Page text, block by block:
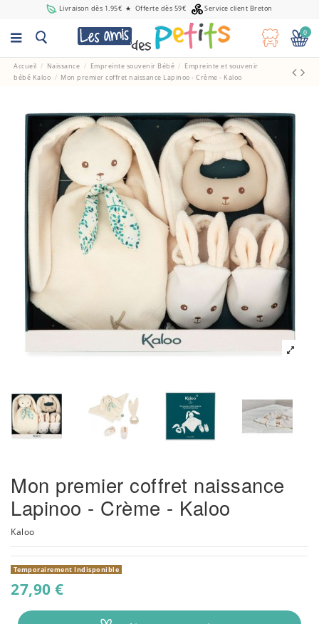
Livraison dès 1.95€ ★ Offerte dès 59€ Service client Breton
0
Accueil Naissance Empreinte souvenir Bébé
Empreinte et souvenir
bébé Kaloo
Mon premier coffret naissance Lapinoo - Crème - Kaloo
Mon premier coffret naissance
Lapinoo - Crème - Kaloo
Kaloo
Temporairement Indisponible
27,90 €